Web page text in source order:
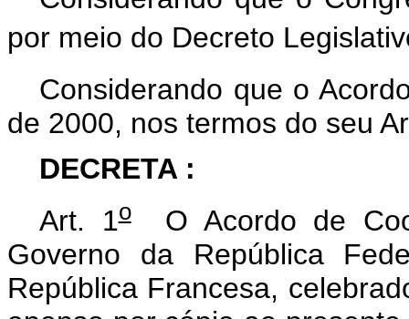
por meio do Decreto
Considerando que o
de 2000, nos termos do seu
DECRETA :
Art. 1oO Acordo de
Governo da República
República Francesa,